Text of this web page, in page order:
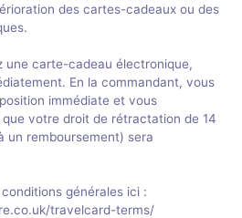
des cartes-cadeaux ou des
une carte-cadeau électronique,
En la commandant, vous
immédiate et vous
votre droit de rétractation de 14
un remboursement) sera
générales ici :
travelcard-terms/